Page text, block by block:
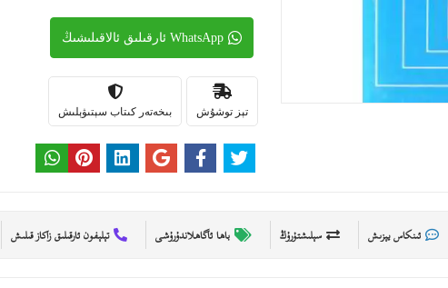
WhatsApp ئارقىلىق ئالاقىلىشىڭ
تېز توشۇش بىخەتەر كىتاب سېتىۋېلىش
ئىنكاس يېزىش سېلىشتۇرۇڭ باھا ئاگاھلاندۇرۇشى تېلېفون ئارقىلىق زاكاز قىلىش